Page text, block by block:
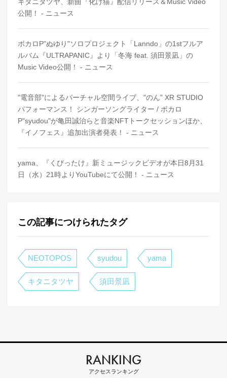
公開！ - ニュース
ボカロP"ぬゆり"ソロプロジェクト「Lanndo」の1stフルア
ルバム『ULTRAPANIC』より「冬海 feat. 須田景凪」の
Music Video公開！ - ニュース
"電音部"によるバーチャル空間ライブ、"のん" XR STUDIO
パフォーマンス！ シンガーソングライター / ボカロ
P"syudou"が亀田誠治らと音楽NFTトークセッションほか、
『イノフェス』追加出演者発表！ - ニュース
yama、『くびったけ』新ミュージックビデオが本日8月31
日（水）21時よりYouTubeにて公開！ - ニュース
この記事につけられたタグ
NEOTOPOS syudou yama
キタニタツヤ 須田景凪
RANKING
アクセスランキング